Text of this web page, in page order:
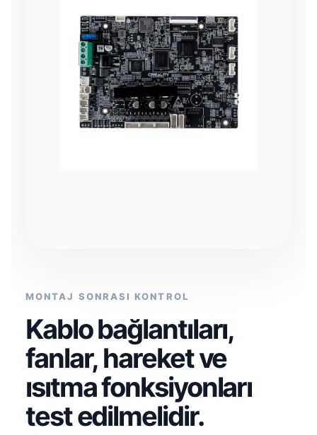
MONTAJ SONRASI KONTROL
Kablo bağlantıları,
fanlar, hareket ve
ısıtma fonksiyonları
test edilmelidir.